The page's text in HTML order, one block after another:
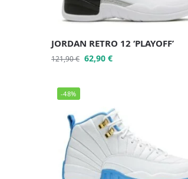
JORDAN RETRO 12 ‘PLAYOFF’
121,90€ 62,90 €
-48%